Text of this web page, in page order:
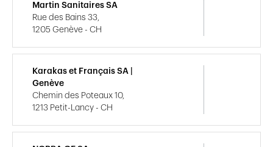
Martin Sanitaires SA
Rue des Bains 33,
1205 Genève - CH
Karakas et Français SA |
Genève
Chemin des Poteaux 10,
1213 Petit-Lancy - CH